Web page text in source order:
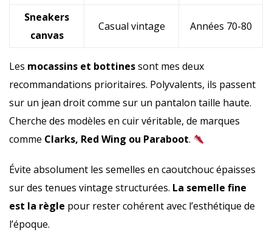
Sneakers
canvas
Casual vintage Années 70-80
Les mocassins et bottinessont mes deux
recommandations prioritaires. Polyvalents, ils passent
sur un jean droit comme sur un pantalon taille haute.
Cherche des modèles en cuir véritable, de marques
comme Clarks, Red Wing ou Paraboot.
Évite absolument les semelles en caoutchouc épaisses
sur des tenues vintage structurées. La semelle fine
est la règle pour rester cohérent avec l’esthétique de
l’époque.